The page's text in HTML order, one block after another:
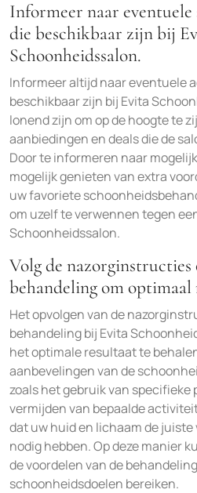
Informeer naar
die beschikbaar zijn bij
Schoonheidssalon.
Informeer altijd naar eventuele
beschikbaar zijn bij Evita
lonend zijn om op de hoogte te
aanbiedingen en deals die de
Door te informeren naar
mogelijk genieten van extra
uw favoriete
om uzelf te verwennen tegen
Schoonheidssalon.
Volg de nazorginstructies
behandeling om
Het opvolgen van de
behandeling bij Evita
het optimale resultaat te
aanbevelingen van de
zoals het gebruik van
vermijden van bepaalde
dat uw huid en lichaam de juiste
nodig hebben. Op deze manier
de voordelen van de
schoonheidsdoelen bereiken.